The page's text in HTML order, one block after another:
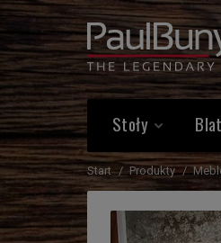
Stoły
Start Produkty